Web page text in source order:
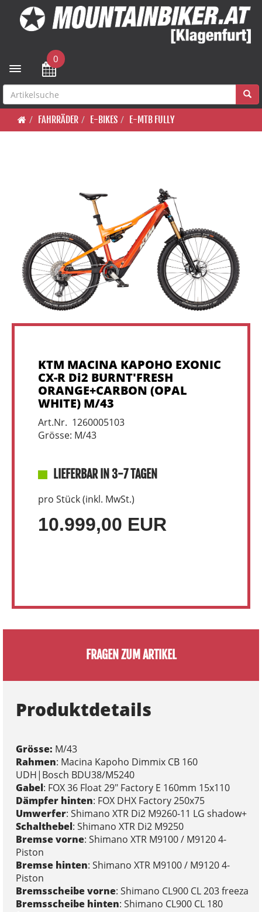
Toggle navigation
0
FAHRRÄDER E-BIKES E-MTB FULLY
KTM MACINA KAPOHO EXONIC
CX-R Di2 BURNT'FRESH
ORANGE+CARBON (OPAL
WHITE) M/43
Art.Nr. 1260005103
Grösse: M/43
LIEFERBAR IN 3-7 TAGEN
pro Stück (inkl. MwSt.)
10.999,00 EUR
FRAGEN ZUM ARTIKEL
Produktdetails
Grösse: M/43
Rahmen: Macina Kapoho Dimmix CB 160
UDH|Bosch BDU38/M5240
Gabel: FOX 36 Float 29" Factory E 160mm 15x110
Dämpfer hinten: FOX DHX Factory 250x75
Umwerfer: Shimano XTR Di2 M9260-11 LG shadow+
Schalthebel: Shimano XTR Di2 M9250
Bremse vorne: Shimano XTR M9100 / M9120 4-
Piston
Bremse hinten: Shimano XTR M9100 / M9120 4-
Piston
Bremsscheibe vorne: Shimano CL900 CL 203 freeza
Bremsscheibe hinten: Shimano CL900 CL 180